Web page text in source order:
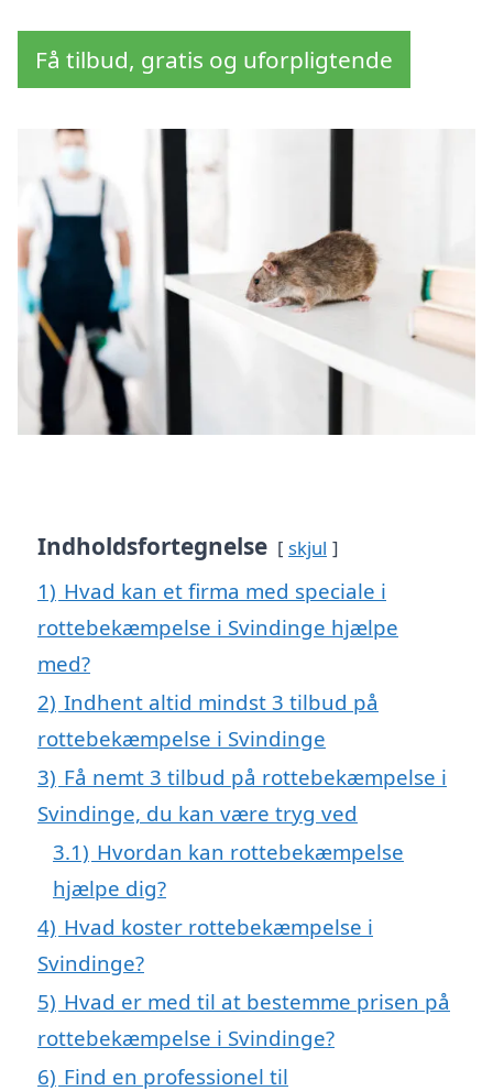
Få tilbud, gratis og uforpligtende
Indholdsfortegnelse skjul
1) Hvad kan et firma med speciale i
rottebekæmpelse i Svindinge hjælpe
med?
2) Indhent altid mindst 3 tilbud på
rottebekæmpelse i Svindinge
3) Få nemt 3 tilbud på rottebekæmpelse i
Svindinge, du kan være tryg ved
3.1) Hvordan kan rottebekæmpelse
hjælpe dig?
4) Hvad koster rottebekæmpelse i
Svindinge?
5) Hvad er med til at bestemme prisen på
rottebekæmpelse i Svindinge?
6) Find en professionel til